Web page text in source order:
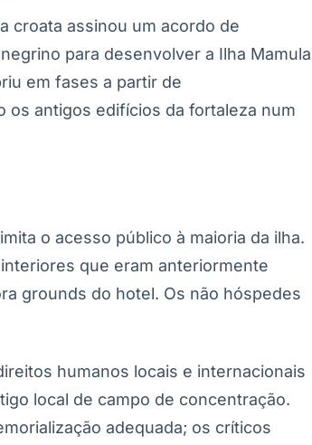
croata assinou um acordo de
para desenvolver a Ilha Mamula
em fases a partir de
os antigos edifícios da fortaleza num
o acesso público à maioria da ilha.
que eram anteriormente
grounds do hotel. Os não hóspedes
humanos locais e internacionais
local de campo de concentração.
adequada; os críticos